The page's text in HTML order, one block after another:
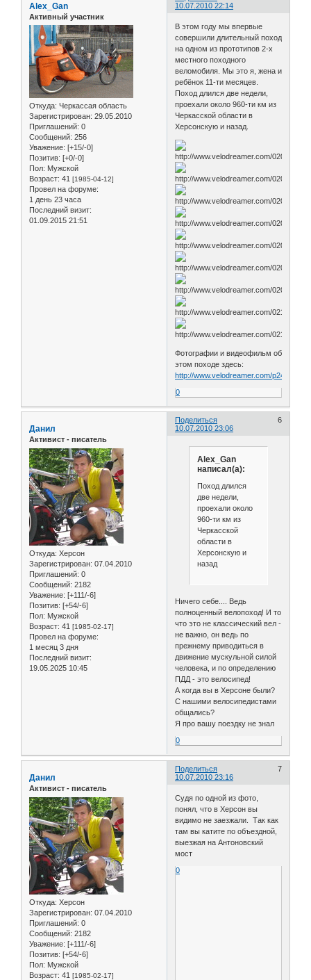
10.07.2010 22:14
Alex_Gan
Активный участник
Откуда: Черкассая область
Зарегистрирован: 29.05.2010
Приглашений: 0
Сообщений: 256
Уважение: [+15/-0]
Позитив: [+0/-0]
Пол: Мужской
Возраст: 41 [1985-04-12]
Провел на форуме:
1 день 23 часа
Последний визит:
01.09.2015 21:51
В этом году мы впервые
совершили длительный поход
на одном из прототипов 2-х
местного походного
веломобиля. Мы это я, жена и
ребёнок 11-ти месяцев.
Поход длился две недели,
проехали около 960-ти км из
Черкасской области в
Херсонскую и назад.
Фотографии и видеофильм об
этом походе здесь:
http://www.velodreamer.com/p24.html
0
Поделиться
6
10.07.2010 23:06
Данил
Активист - писатель
Откуда: Херсон
Зарегистрирован: 07.04.2010
Приглашений: 0
Сообщений: 2182
Уважение: [+111/-6]
Позитив: [+54/-6]
Пол: Мужской
Возраст: 41 [1985-02-17]
Провел на форуме:
1 месяц 3 дня
Последний визит:
19.05.2025 10:45
Alex_Gan
написал(а):
Поход длился
две недели,
проехали около
960-ти км из
Черкасской
области в
Херсонскую и
назад
Ничего себе.... Ведь
полноценный велопоход! И то
что это не классический вел -
не важно, он ведь по
прежнему приводиться в
движение мускульной силой
человека, и по определению
ПДД - это велосипед!
А когда вы в Херсоне были?
С нашими велосипедистами
общались?
Я про вашу поездку не знал
0
Поделиться
7
10.07.2010 23:16
Данил
Активист - писатель
Откуда: Херсон
Зарегистрирован: 07.04.2010
Приглашений: 0
Сообщений: 2182
Уважение: [+111/-6]
Позитив: [+54/-6]
Пол: Мужской
Возраст: 41 [1985-02-17]
Судя по одной из фото,
понял, что в Херсон вы
видимо не заезжали. Так как
там вы катите по объездной,
выезжая на Антоновский
мост
0